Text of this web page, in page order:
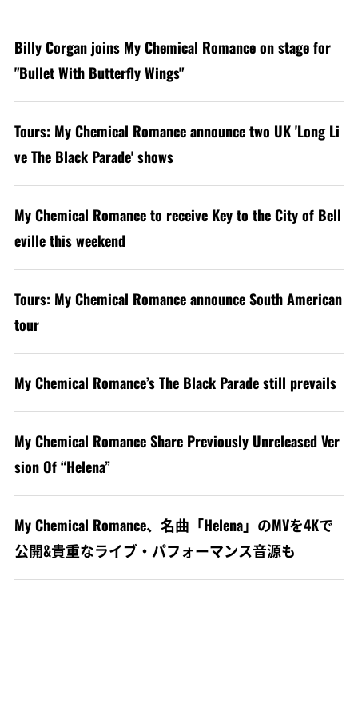
Billy Corgan joins My Chemical Romance on stage for
"Bullet With Butterfly Wings"
Tours: My Chemical Romance announce two UK 'Long Li
ve The Black Parade' shows
My Chemical Romance to receive Key to the City of Bell
eville this weekend
Tours: My Chemical Romance announce South American
tour
My Chemical Romance’s The Black Parade still prevails
My Chemical Romance Share Previously Unreleased Ver
sion Of “Helena”
My Chemical Romance、名曲「Helena」のMVを4Kで
公開&貴重なライブ・パフォーマンス音源も